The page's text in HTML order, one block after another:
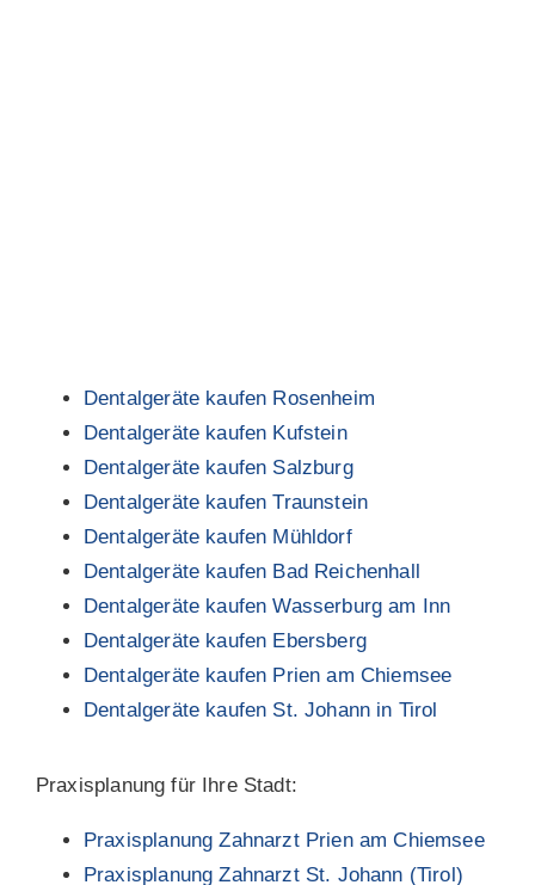
Dentalgeräte kaufen Rosenheim
Dentalgeräte kaufen Kufstein
Dentalgeräte kaufen Salzburg
Dentalgeräte kaufen Traunstein
Dentalgeräte kaufen Mühldorf
Dentalgeräte kaufen Bad Reichenhall
Dentalgeräte kaufen Wasserburg am Inn
Dentalgeräte kaufen Ebersberg
Dentalgeräte kaufen Prien am Chiemsee
Dentalgeräte kaufen St. Johann in Tirol
Praxisplanung für Ihre Stadt:
Praxisplanung Zahnarzt Prien am Chiemsee
Praxisplanung Zahnarzt St. Johann (Tirol)